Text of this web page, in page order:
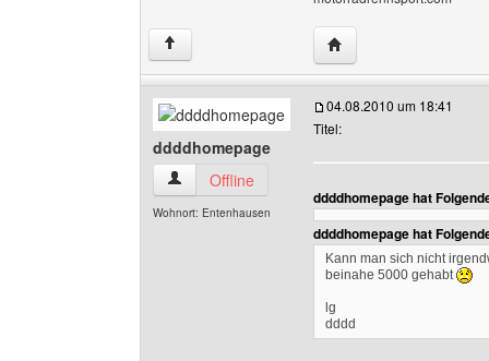
↑ Website dieses
ddddhomepage
ddddhomepage Benutzer-Profile anzeigen
Offline
Wohnort: Entenhausen
04.08.2010 um 18:41
Titel:
ddddhomepage hat
ddddhomepage hat
Kann man sich nicht
beinahe 5000 gehabt
lg
dddd